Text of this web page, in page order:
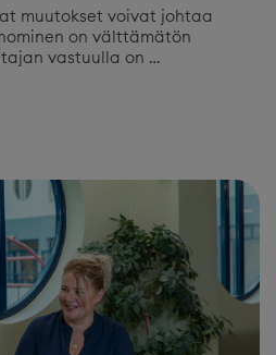
muutokset voivat johtaa
on välttämätön
vastuulla on …